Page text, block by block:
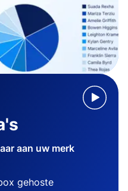
aan uw merk
gehoste